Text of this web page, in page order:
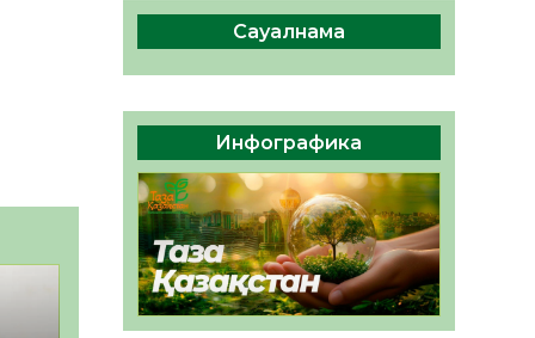
Руслан Рүстемұлы облыс
әкімінің кеңесшісі болып
тағайындалды
05.08.2026
66 0
Сауалнама
Инфографика